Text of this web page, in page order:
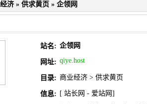
济» 供求黄页 » 企领网
站名: 企领网
网址: qiye.host
目录: 商业经济 > 供求黄页
信息: [ 站长网 - 爱站网 ]